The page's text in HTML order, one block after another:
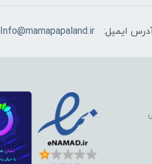
ایمیل: Info@mamapapaland.ir